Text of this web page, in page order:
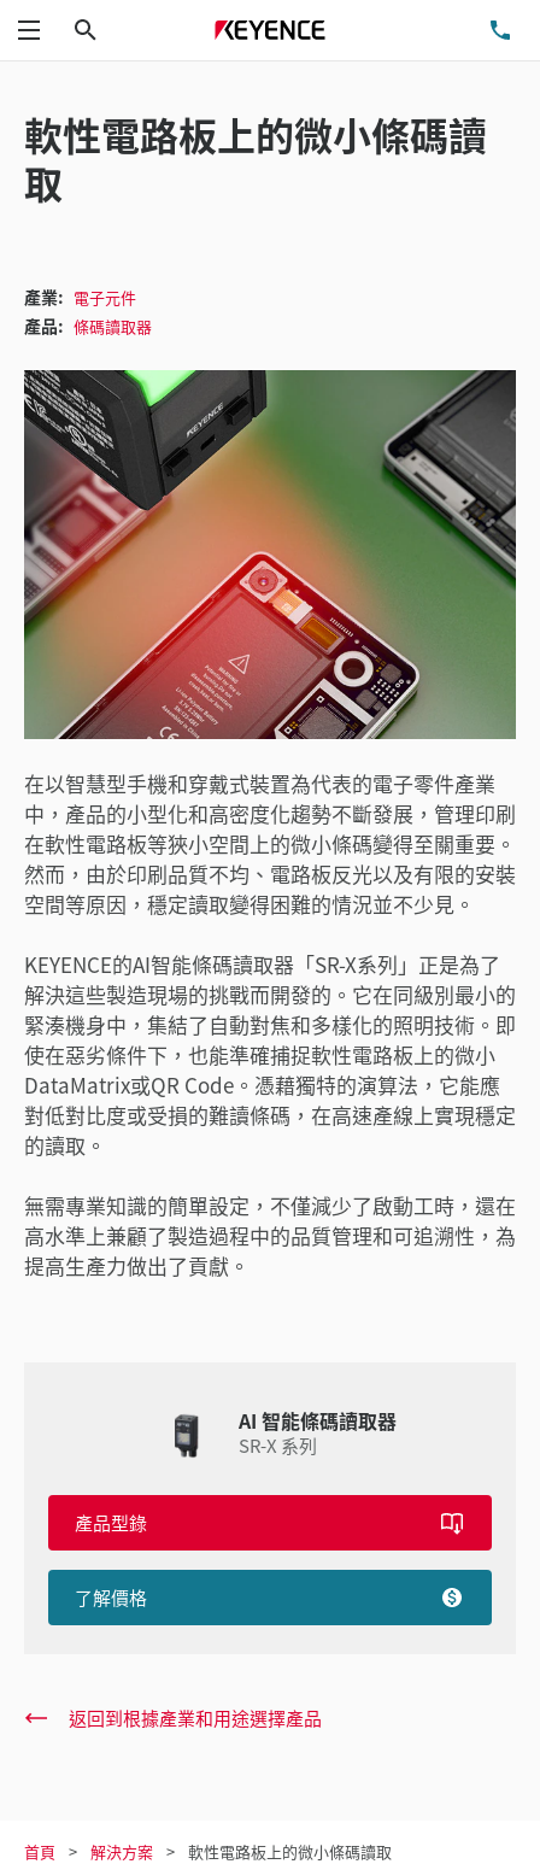
功能表
軟性電路板上的微小條碼讀
取
產業: 電子元件
產品: 條碼讀取器
在以智慧型手機和穿戴式裝置為代表的電子零件產業
中，產品的小型化和高密度化趨勢不斷發展，管理印刷
在軟性電路板等狹小空間上的微小條碼變得至關重要。
然而，由於印刷品質不均、電路板反光以及有限的安裝
空間等原因，穩定讀取變得困難的情況並不少見。
KEYENCE的AI智能條碼讀取器「SR-X系列」正是為了
解決這些製造現場的挑戰而開發的。它在同級別最小的
緊湊機身中，集結了自動對焦和多樣化的照明技術。即
使在惡劣條件下，也能準確捕捉軟性電路板上的微小
DataMatrix或QR Code。憑藉獨特的演算法，它能應
對低對比度或受損的難讀條碼，在高速產線上實現穩定
的讀取。
無需專業知識的簡單設定，不僅減少了啟動工時，還在
高水準上兼顧了製造過程中的品質管理和可追溯性，為
提高生產力做出了貢獻。
AI 智能條碼讀取器
SR-X 系列
產品型錄
了解價格
返回到根據產業和用途選擇產品
首頁 解決方案 軟性電路板上的微小條碼讀取